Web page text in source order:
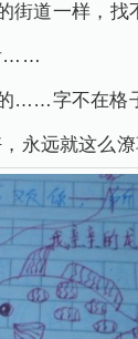
街道一样
……
……字不在
永远就这